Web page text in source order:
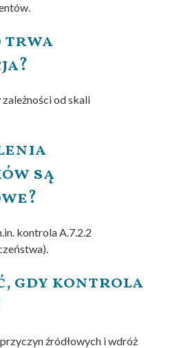
trwa
od skali
są
kontrola A.7.2.2
gdy kontrola
źródłowych i wdróż